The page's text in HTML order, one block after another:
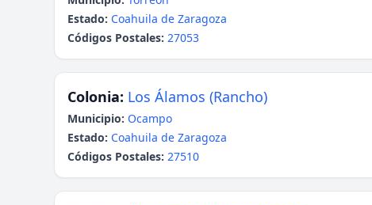
Estado: Coahuila de Zaragoza
Códigos Postales: 27053
Colonia: Los Álamos (Rancho)
Municipio: Ocampo
Estado: Coahuila de Zaragoza
Códigos Postales: 27510